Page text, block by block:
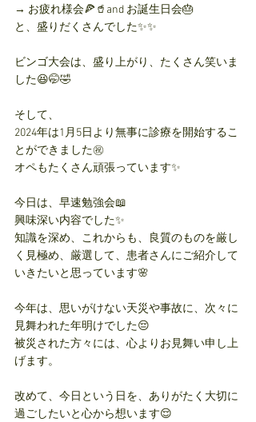
→ お疲れ様会🍕🥤and お誕生日会🎂
と、盛りだくさんでした✨✨
ビンゴ大会は、盛り上がり、たくさん笑いま
した😆🤭🤣
そして、
2024年は1月5日より無事に診療を開始するこ
とができました㊗️
オペもたくさん頑張っています✨
今日は、早速勉強会📖
興味深い内容でした✨
知識を深め、これからも、良質のものを厳し
く見極め、厳選して、患者さんにご紹介して
いきたいと思っています🌸
今年は、思いがけない天災や事故に、次々に
見舞われた年明けでした😔
被災された方々には、心よりお見舞い申し上
げます。
改めて、今日という日を、ありがたく大切に
過ごしたいと心から想います😌